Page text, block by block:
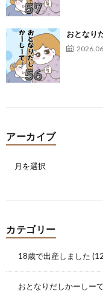
おとなり
アーカイブ
カテゴリー
18歳で出産しました
おとなりだしかーしー